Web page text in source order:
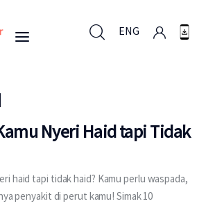
ENG
Nyeri Haid tapi Tidak
haid tapi tidak haid? Kamu perlu waspada,
penyakit di perut kamu! Simak 10